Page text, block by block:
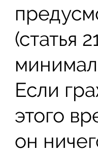
(статья
Если
этого
он